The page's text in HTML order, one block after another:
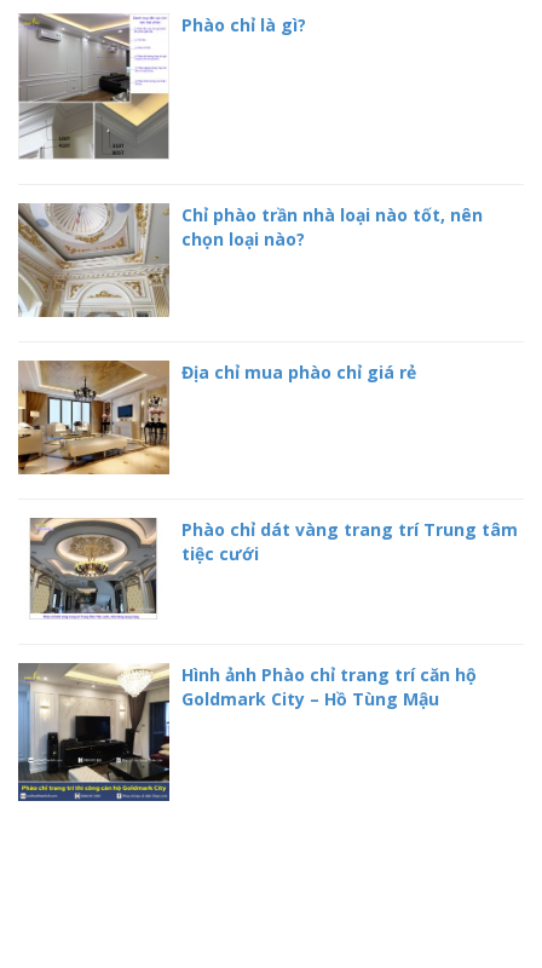
Phào chỉ là gì?
Chỉ phào trần nhà loại nào tốt, nên
chọn loại nào?
Địa chỉ mua phào chỉ giá rẻ
Phào chỉ dát vàng trang trí Trung tâm
tiệc cưới
Hình ảnh Phào chỉ trang trí căn hộ
Goldmark City – Hồ Tùng Mậu